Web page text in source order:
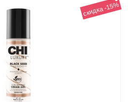
скидка -15%